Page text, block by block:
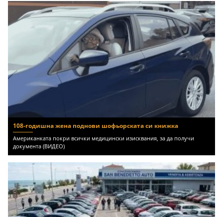
108-годишна жена поднови шофьорската си книжка
Американката покри всички медицински изисквания, за да получи
документа (ВИДЕО)